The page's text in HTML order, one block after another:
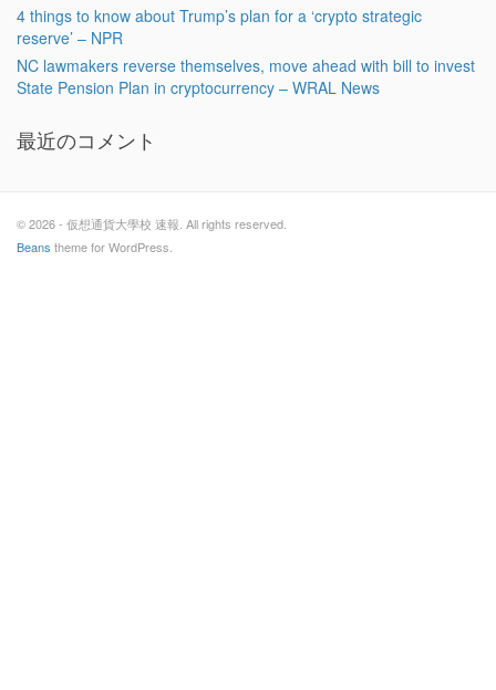
4 things to know about Trump’s plan for a ‘crypto strategic
reserve’ – NPR
NC lawmakers reverse themselves, move ahead with bill to invest
State Pension Plan in cryptocurrency – WRAL News
最近のコメント
© 2026 - 仮想通貨大學校 速報. All rights reserved.
Beans theme for WordPress.